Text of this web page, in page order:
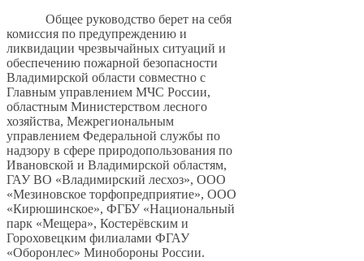
Общее руководство берет на себя
комиссия по предупреждению и
ликвидации чрезвычайных ситуаций и
обеспечению пожарной безопасности
Владимирской области совместно с
Главным управлением МЧС России,
областным Министерством лесного
хозяйства, Межрегиональным
управлением Федеральной службы по
надзору в сфере природопользования по
Ивановской и Владимирской областям,
ГАУ ВО «Владимирский лесхоз», ООО
«Мезиновское торфопредприятие», ООО
«Кирюшинское», ФГБУ «Национальный
парк «Мещера», Костерёвским и
Гороховецким филиалами ФГАУ
«Оборонлес» Минобороны России.